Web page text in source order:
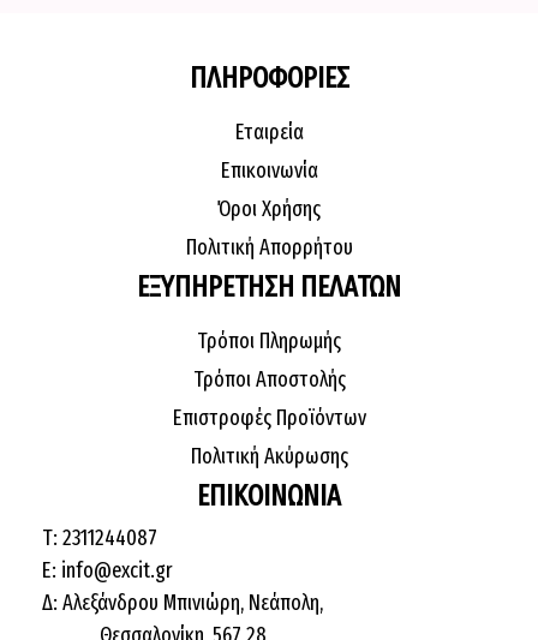
ΠΛΗΡΟΦΟΡΙΕΣ
Εταιρεία
Επικοινωνία
Όροι Χρήσης
Πολιτική Απορρήτου
ΕΞΥΠΗΡΕΤΗΣΗ ΠΕΛΑΤΩΝ
Τρόποι Πληρωμής
Τρόποι Αποστολής
Επιστροφές Προϊόντων
Πολιτική Ακύρωσης
ΕΠΙΚΟΙΝΩΝΙΑ
Τ: 2311244087
E: info@excit.gr
Δ: Αλεξάνδρου Μπινιώρη, Νεάπολη,